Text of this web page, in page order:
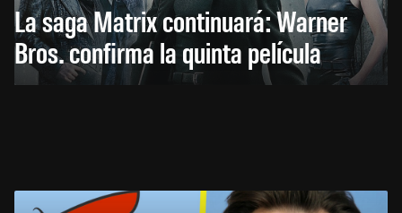
La saga Matrix continuará: Warner
Bros. confirma la quinta película